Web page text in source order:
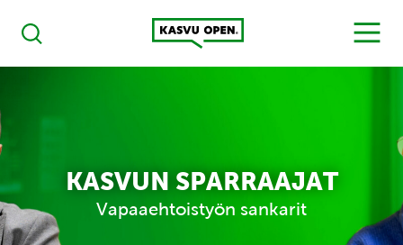
Haku
Kasvu Open
MENU
KASVUN SPARRAAJAT
Vapaaehtoistyön sankarit